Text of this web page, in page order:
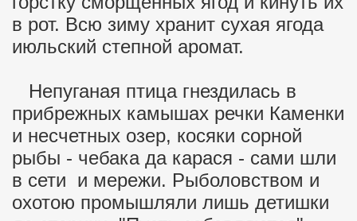
в рот. Всю зиму хранит сухая ягода
июльский степной аромат.
Непуганая птица гнездилась в
прибрежных камышах речки Каменки
и несчетных озер, косяки сорной
рыбы - чебака да карася - сами шли
в сети и мережи. Рыболовством и
охотою промышляли лишь детишки